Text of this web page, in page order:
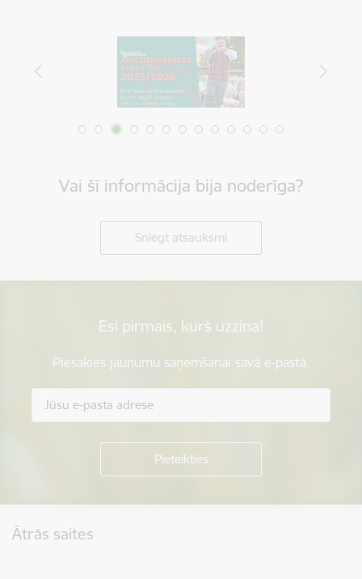
Vai šī informācija bija noderīga?
Sniegt atsauksmi
Esi pirmais, kurš uzzina!
Piesakies jaunumu saņemšanai savā e-pastā.
Ātrās saites